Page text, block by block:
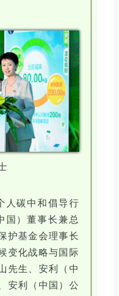
人碳中和倡导行
国）董事长兼总
护基金会理事长
变化战略与国际
先生、安利（中
安利（中国）公